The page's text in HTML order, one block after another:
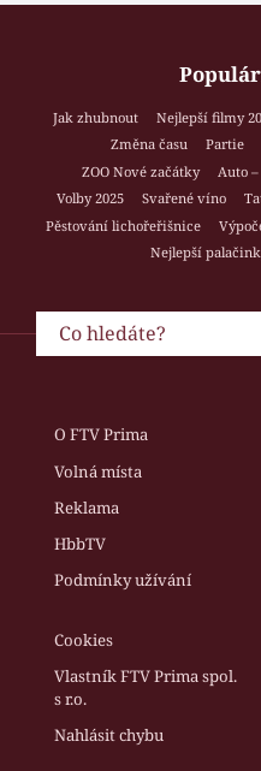
Jak zhubnout Nejlepší filmy
Změna času
Partie
ZOO Nové začátky
Auto
Volby 2025
Svařené víno
Pěstování lichořeřišnice
Nejlepší
O FTV Prima
Volná místa
Reklama
HbbTV
Podmínky užívání
Cookies
Vlastník FTV Prima spol.
s r.o.
Nahlásit chybu